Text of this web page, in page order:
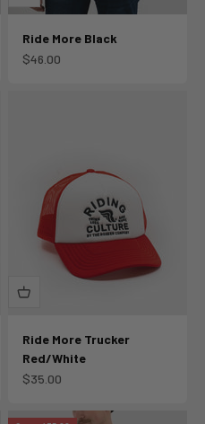
Ride More Black
Angebot
$46.00
Ride More Trucker
Red/White
Angebot
$35.00